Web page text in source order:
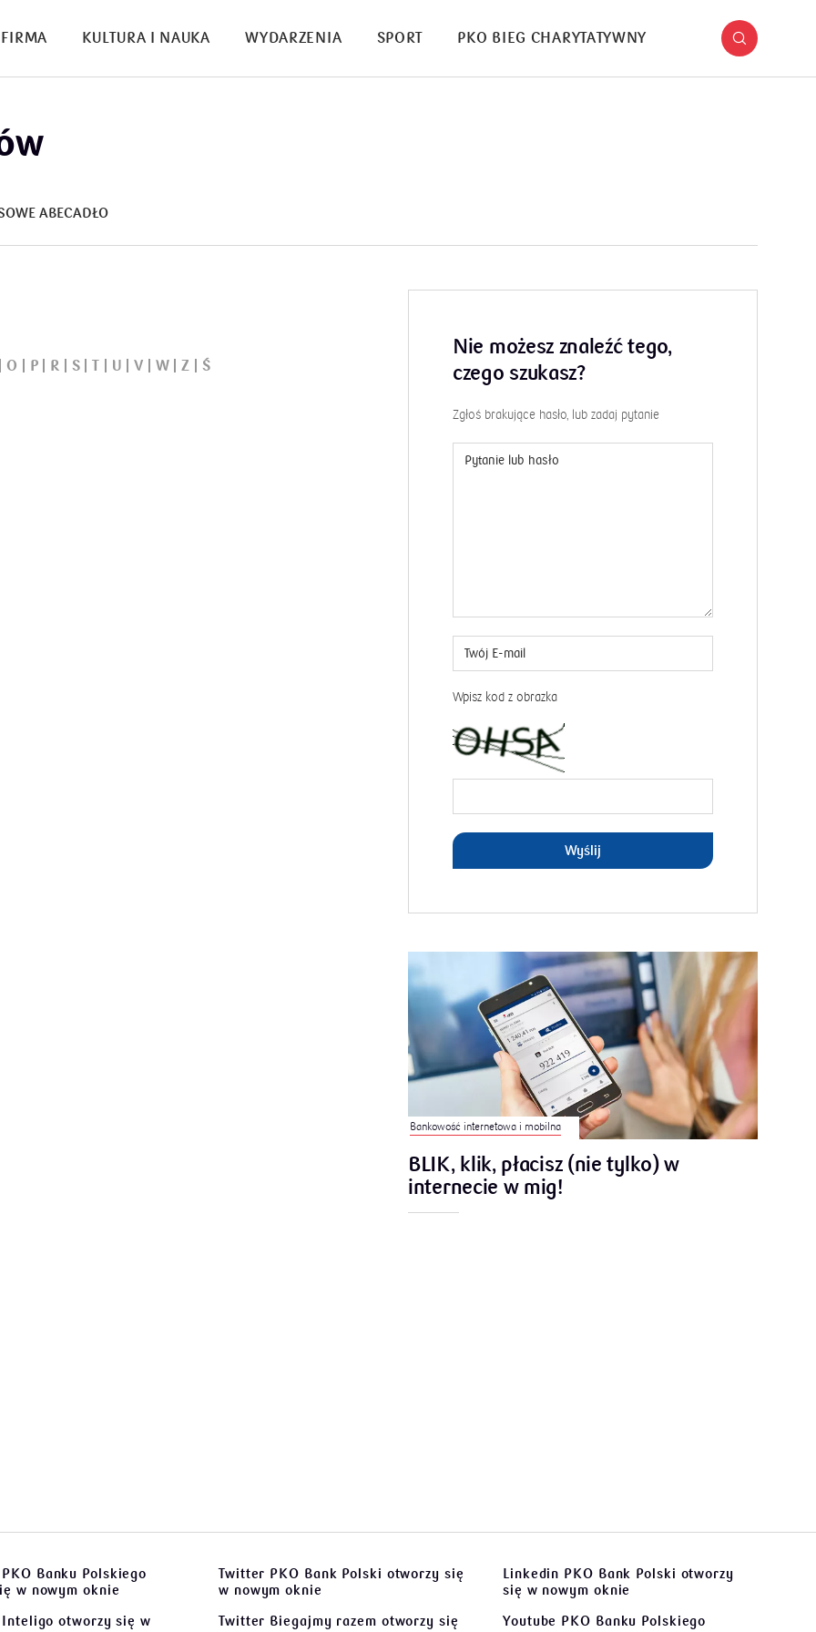
FIRMA KULTURA I NAUKA WYDARZENIA SPORT PKO BIEG CHARYTATYWNY
ABECADŁO
O P R S T U V W Z Ś
Nie możesz znaleźć tego,
czego szukasz?
Zgłoś brakujące hasło, lub zadaj pytanie
Wpisz kod z obrazka
Wyślij
Bankowość internetowa i mobilna
BLIK, klik, płacisz (nie tylko) w
internecie w mig!
Banku Polskiego
w nowym oknie
Inteligo otworzy się w
Twitter PKO Bank Polski otworzy się
w nowym oknie
Twitter Biegajmy razem otworzy się
Linkedin PKO Bank Polski otworzy
się w nowym oknie
Youtube PKO Banku Polskiego